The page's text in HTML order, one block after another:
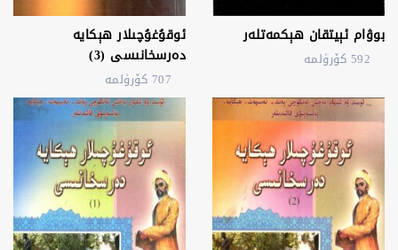
بوۋام ئېيتقان ھېكمەتلەر
592 كۆرۈلمە
ئوقۇغۇچىلار ھېكايە
دەرسخانىسى (3)
707 كۆرۈلمە